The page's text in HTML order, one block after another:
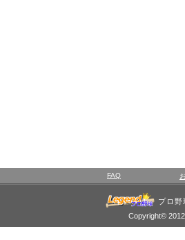
FAQ
プロ
Copyright©